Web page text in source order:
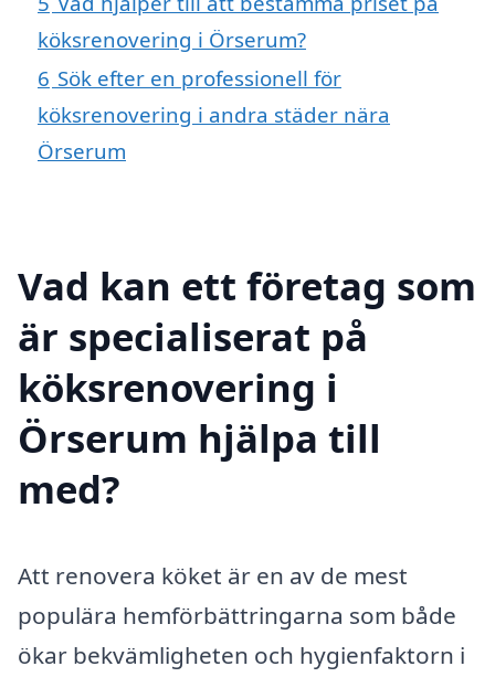
köksrenovering i Örserum?
6 Sök efter en professionell för
köksrenovering i andra städer nära
Örserum
Vad kan ett företag som
är specialiserat på
köksrenovering i
Örserum hjälpa till
med?
Att renovera köket är en av de mest
populära hemförbättringarna som både
ökar bekvämligheten och hygienfaktorn i